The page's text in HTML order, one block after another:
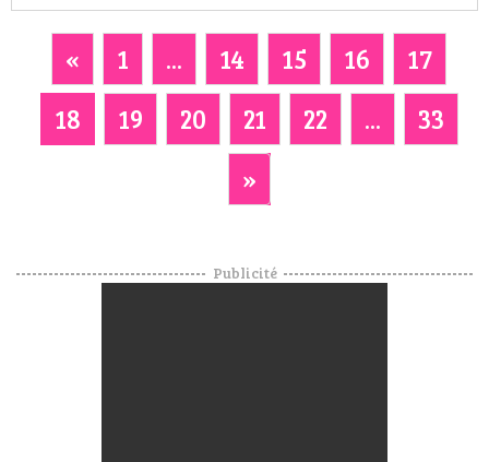
« 1 ... 14 15 16
17
18
19 20 21 22 ...
33
»
Publicité